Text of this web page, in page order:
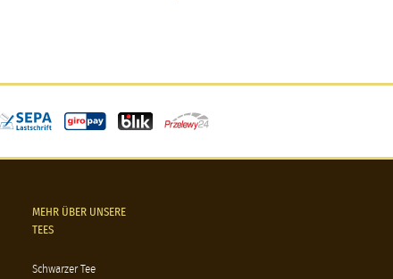
MEHR ÜBER UNSERE
TEES
Schwarzer Tee